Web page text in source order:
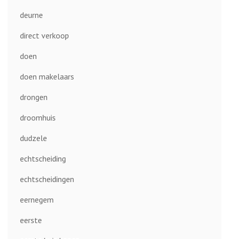
deurne
direct verkoop
doen
doen makelaars
drongen
droomhuis
dudzele
echtscheiding
echtscheidingen
eernegem
eerste